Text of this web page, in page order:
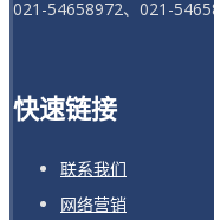
021-54658972、021-
快速链接
联系我们
网络营销